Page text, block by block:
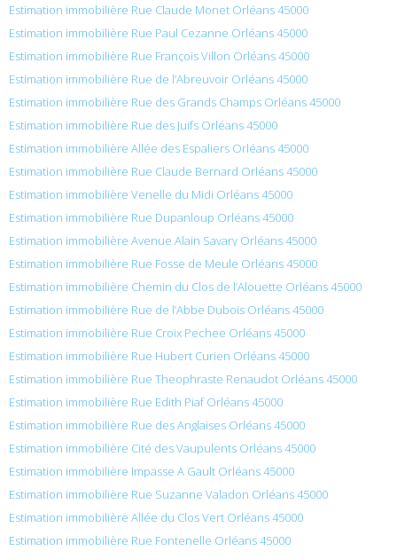
Estimation immobilière Rue Claude Monet Orléans 45000
Estimation immobilière Rue Paul Cezanne Orléans 45000
Estimation immobilière Rue François Villon Orléans 45000
Estimation immobilière Rue de l’Abreuvoir Orléans 45000
Estimation immobilière Rue des Grands Champs Orléans 45000
Estimation immobilière Rue des Juifs Orléans 45000
Estimation immobilière Allée des Espaliers Orléans 45000
Estimation immobilière Rue Claude Bernard Orléans 45000
Estimation immobilière Venelle du Midi Orléans 45000
Estimation immobilière Rue Dupanloup Orléans 45000
Estimation immobilière Avenue Alain Savary Orléans 45000
Estimation immobilière Rue Fosse de Meule Orléans 45000
Estimation immobilière Chemin du Clos de l’Alouette Orléans 45000
Estimation immobilière Rue de l’Abbe Dubois Orléans 45000
Estimation immobilière Rue Croix Pechee Orléans 45000
Estimation immobilière Rue Hubert Curien Orléans 45000
Estimation immobilière Rue Theophraste Renaudot Orléans 45000
Estimation immobilière Rue Edith Piaf Orléans 45000
Estimation immobilière Rue des Anglaises Orléans 45000
Estimation immobilière Cité des Vaupulents Orléans 45000
Estimation immobilière Impasse A Gault Orléans 45000
Estimation immobilière Rue Suzanne Valadon Orléans 45000
Estimation immobilière Allée du Clos Vert Orléans 45000
Estimation immobilière Rue Fontenelle Orléans 45000